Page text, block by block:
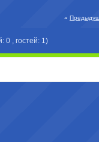
«
0 , гостей: 1)